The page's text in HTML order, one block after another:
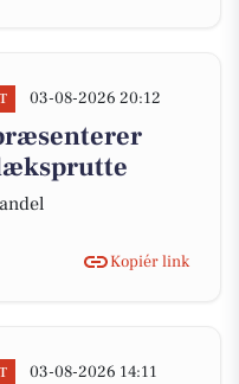
03-08-2026 20:12
Kopiér link
03-08-2026 14:11